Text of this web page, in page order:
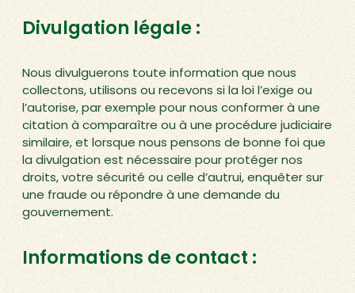
Divulgation légale :
Nous divulguerons toute information que nous
collectons, utilisons ou recevons si la loi l’exige ou
l’autorise, par exemple pour nous conformer à une
citation à comparaître ou à une procédure judiciaire
similaire, et lorsque nous pensons de bonne foi que
la divulgation est nécessaire pour protéger nos
droits, votre sécurité ou celle d’autrui, enquêter sur
une fraude ou répondre à une demande du
gouvernement.
Informations de contact :